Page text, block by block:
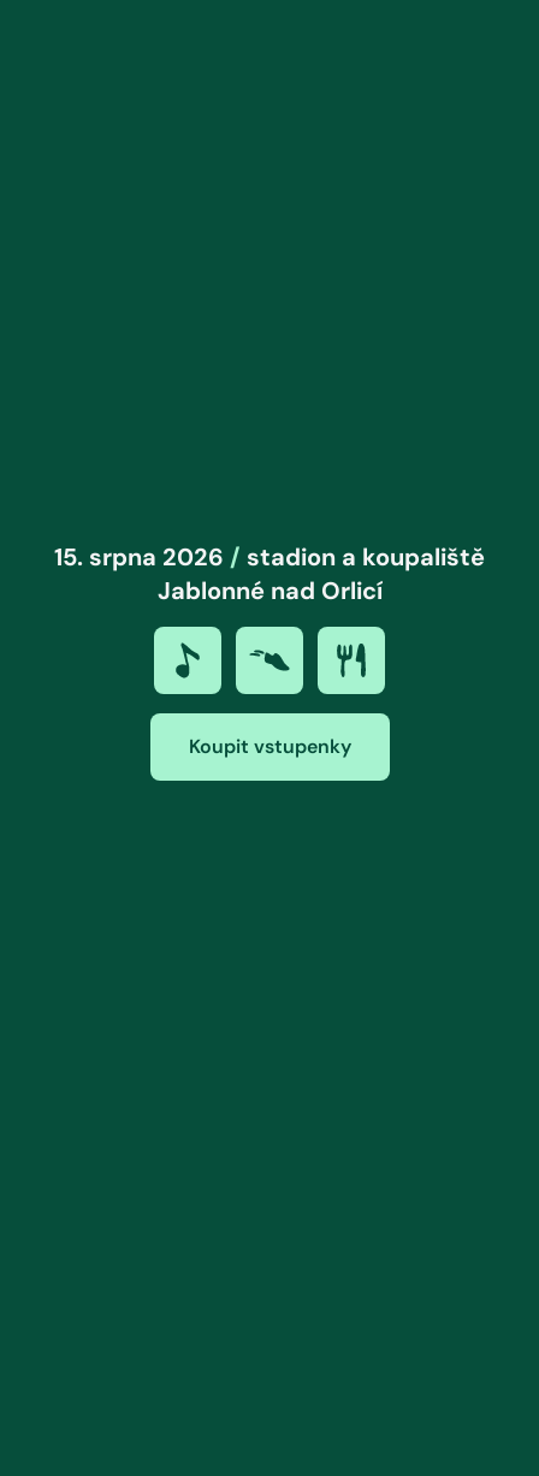
15. srpna 2026 / stadion a koupaliště
Jablonné nad Orlicí
Koupit vstupenky